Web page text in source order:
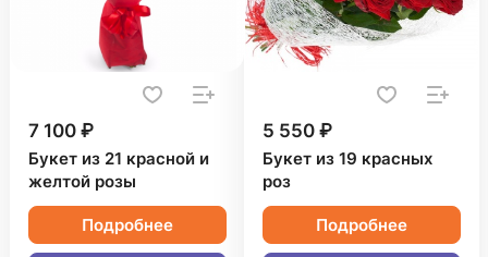
7 100 ₽
Букет из 21 красной и
желтой розы
Подробнее
5 550 ₽
Букет из 19 красных
роз
Подробнее